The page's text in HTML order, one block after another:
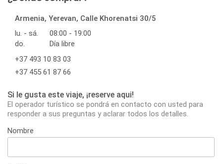
Armenia, Yerevan, Calle Khorenatsi 30/5
lu. - sá.
08:00 - 19:00
do.
Día libre
+37 493 10 83 03
+37 455 61 87 66
Si le gusta este viaje, ¡reserve aqui!
El operador turístico se pondrá en contacto con usted para
responder a sus preguntas y aclarar todos los detalles.
Nombre